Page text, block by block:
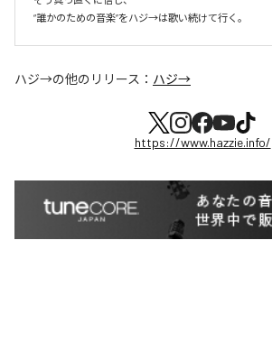
ハジ→の他のリリース： ハジ→
https://www.hazzie.info/